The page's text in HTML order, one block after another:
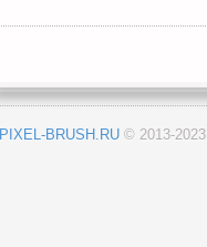
PIXEL-BRUSH.RU © 2013-